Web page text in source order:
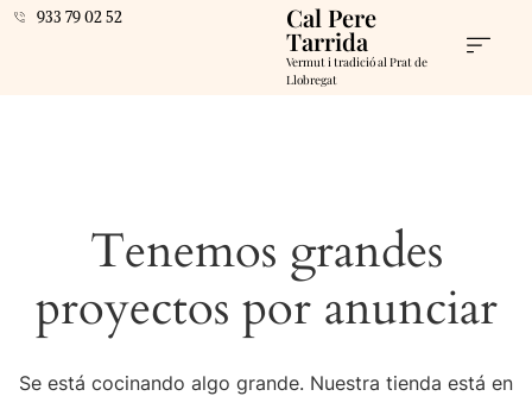
933 79 02 52 Cal Pere
Tarrida
Vermut i tradició al Prat de
Llobregat
Tenemos grandes
proyectos por anunciar
Se está cocinando algo grande. Nuestra tienda está en